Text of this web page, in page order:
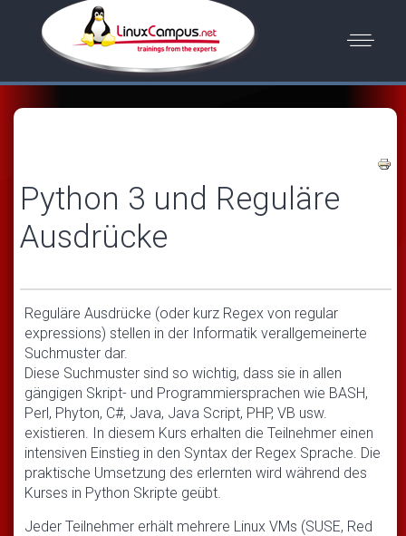
Python 3 und Reguläre
Ausdrücke
Reguläre Ausdrücke (oder kurz Regex von regular
expressions) stellen in der Informatik verallgemeinerte
Suchmuster dar.
Diese Suchmuster sind so wichtig, dass sie in allen
gängigen Skript- und Programmiersprachen wie BASH,
Perl, Phyton, C#, Java, Java Script, PHP, VB usw.
existieren. In diesem Kurs erhalten die Teilnehmer einen
intensiven Einstieg in den Syntax der Regex Sprache. Die
praktische Umsetzung des erlernten wird während des
Kurses in Python Skripte geübt.
Jeder Teilnehmer erhält mehrere Linux VMs (SUSE, Red